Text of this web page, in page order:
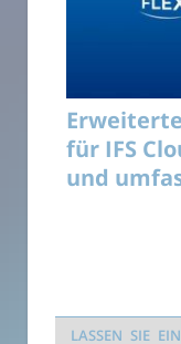
für IFS
und
LASSEN SIE